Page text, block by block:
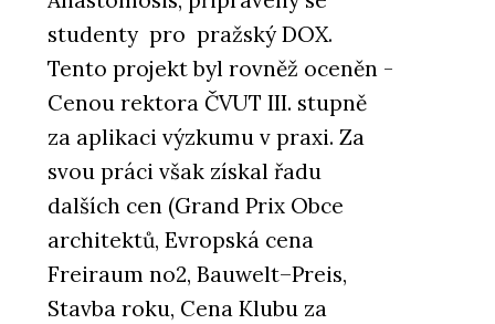
studenty pro pražský DOX.
Tento projekt byl rovněž oceněn -
Cenou rektora ČVUT III. stupně
za aplikaci výzkumu v praxi. Za
svou práci však získal řadu
dalších cen (Grand Prix Obce
architektů, Evropská cena
Freiraum no2, Bauwelt–Preis,
Stavba roku, Cena Klubu za